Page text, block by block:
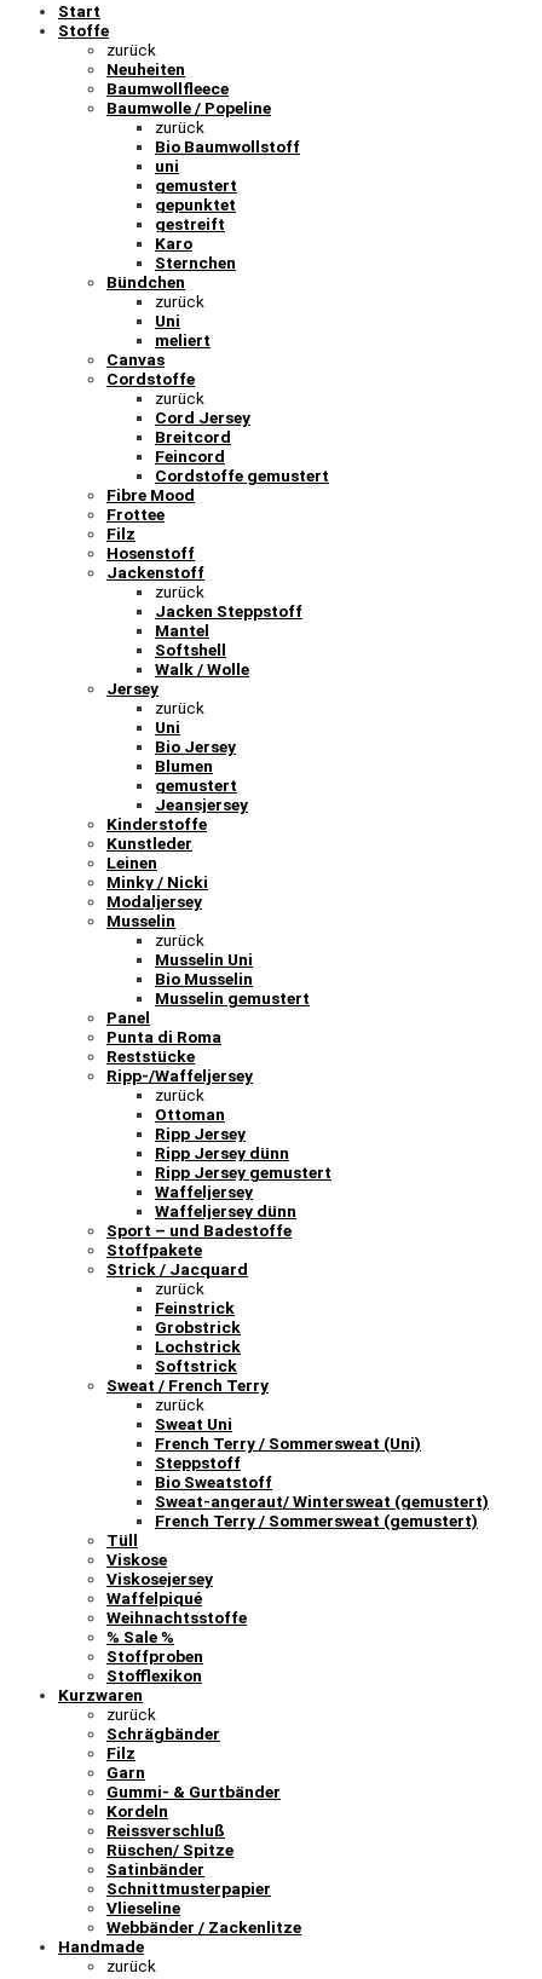
Start
Stoffe
zurück
Neuheiten
Baumwollfleece
Baumwolle / Popeline
zurück
Bio Baumwollstoff
uni
gemustert
gepunktet
gestreift
Karo
Sternchen
Bündchen
zurück
Uni
meliert
Canvas
Cordstoffe
zurück
Cord Jersey
Breitcord
Feincord
Cordstoffe gemustert
Fibre Mood
Frottee
Filz
Hosenstoff
Jackenstoff
zurück
Jacken Steppstoff
Mantel
Softshell
Walk / Wolle
Jersey
zurück
Uni
Bio Jersey
Blumen
gemustert
Jeansjersey
Kinderstoffe
Kunstleder
Leinen
Minky / Nicki
Modaljersey
Musselin
zurück
Musselin Uni
Bio Musselin
Musselin gemustert
Panel
Punta di Roma
Reststücke
Ripp-/Waffeljersey
zurück
Ottoman
Ripp Jersey
Ripp Jersey dünn
Ripp Jersey gemustert
Waffeljersey
Waffeljersey dünn
Sport – und Badestoffe
Stoffpakete
Strick / Jacquard
zurück
Feinstrick
Grobstrick
Lochstrick
Softstrick
Sweat / French Terry
zurück
Sweat Uni
French Terry / Sommersweat (Uni)
Steppstoff
Bio Sweatstoff
Sweat-angeraut/ Wintersweat (gemustert)
French Terry / Sommersweat (gemustert)
Tüll
Viskose
Viskosejersey
Waffelpiqué
Weihnachtsstoffe
% Sale %
Stoffproben
Stofflexikon
Kurzwaren
zurück
Schrägbänder
Filz
Garn
Gummi- & Gurtbänder
Kordeln
Reissverschluß
Rüschen/ Spitze
Satinbänder
Schnittmusterpapier
Vlieseline
Webbänder / Zackenlitze
Handmade
zurück